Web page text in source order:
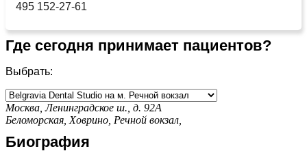
495 152-27-61
Где сегодня принимает пациентов?
Выбрать:
Москва, Ленинградское ш., д. 92А
Беломорская, Ховрино, Речной вокзал,
Биография